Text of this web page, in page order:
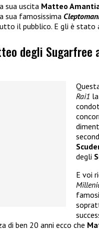
sua uscita Matteo
sua famosissima
il pubblico. E gli è stato
degli
Rai1
degli
E voi
di ben 20 anni ecco che